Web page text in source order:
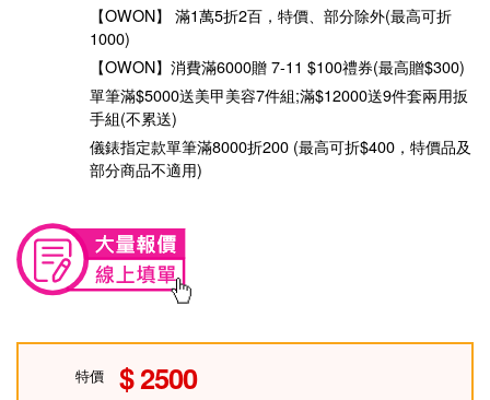
【OWON】 滿1萬5折2百，特價、部分除外(最高可折
1000)
【OWON】消費滿6000贈 7-11 $100禮券(最高贈$300)
單筆滿$5000送美甲美容7件組;滿$12000送9件套兩用扳
手組(不累送)
儀錶指定款單筆滿8000折200 (最高可折$400，特價品及
部分商品不適用)
特價 2500